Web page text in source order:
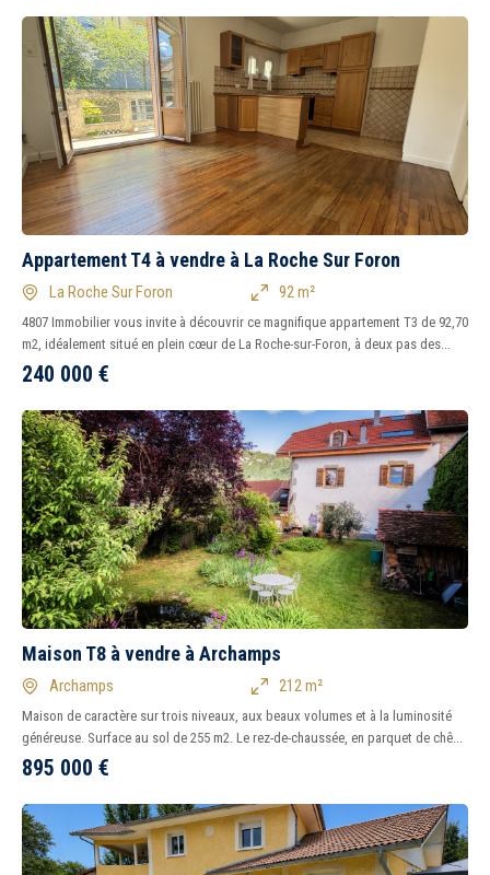
Appartement T4 à vendre à La Roche Sur Foron
La Roche Sur Foron 92 m²
4807 Immobilier vous invite à découvrir ce magnifique appartement T3 de 92,70
m2, idéalement situé en plein cœur de La Roche-sur-Foron, à deux pas des...
240 000 €
Maison T8 à vendre à Archamps
Archamps 212 m²
Maison de caractère sur trois niveaux, aux beaux volumes et à la luminosité
généreuse. Surface au sol de 255 m2. Le rez-de-chaussée, en parquet de chê...
895 000 €